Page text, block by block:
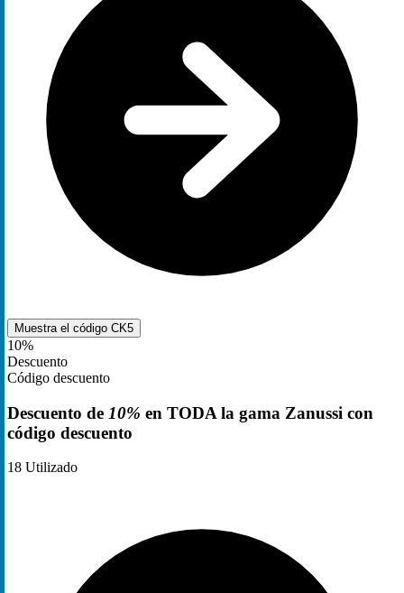
Muestra el código CK5
10%
Descuento
Código descuento
Descuento de 10% en TODA la gama Zanussi con
código descuento
18 Utilizado